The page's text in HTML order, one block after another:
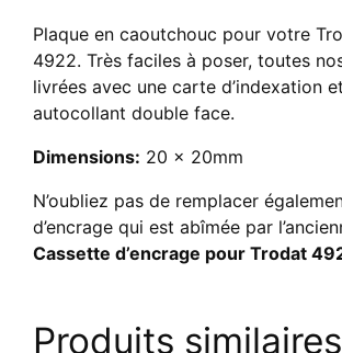
Plaque en caoutchouc pour votre
4922. Très faciles à poser, toutes
livrées avec une carte d’indexation
autocollant double face.
Dimensions: 20 x 20mm
N’oubliez pas de remplacer
d’encrage qui est abîmée par
Cassette d’encrage pour Trodat
Produits similaires